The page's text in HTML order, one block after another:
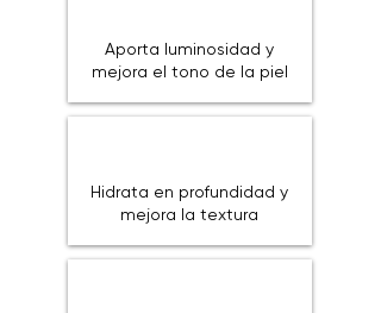
Aporta luminosidad y
mejora el tono de la piel
Hidrata en profundidad y
mejora la textura